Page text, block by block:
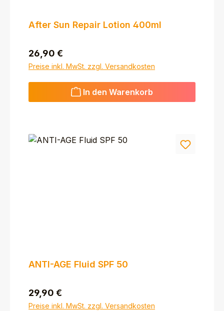
After Sun Repair Lotion 400ml
Regulärer Preis:
26,90 €
Preise inkl. MwSt. zzgl. Versandkosten
In den Warenkorb
ANTI-AGE Fluid SPF 50
Regulärer Preis:
29,90 €
Preise inkl. MwSt. zzgl. Versandkosten